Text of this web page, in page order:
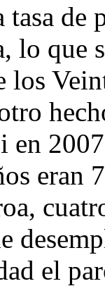
de
lo que
los
en
eran
el